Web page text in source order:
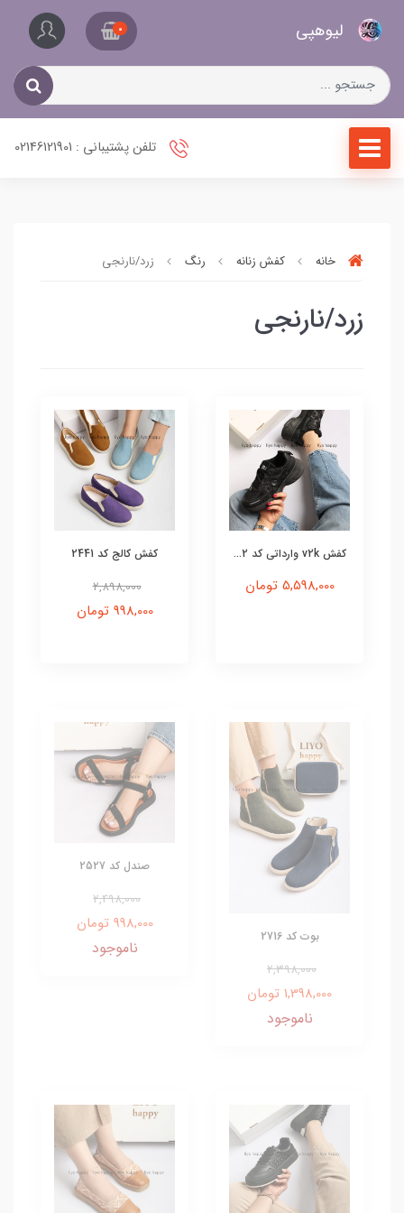
لیو‌هپی 0
تلفن پشتیبانی : 02146121901
خانه کفش زنانه رنگ زرد/نارنجی
زرد/نارنجی
کفش v2k وارداتی کد 2...
5,598,000 تومان
کفش کالج کد 2441
2,898,000
998,000 تومان
بوت کد 2716
2,398,000
1,398,000 تومان
ناموجود
صندل کد 2527
2,498,000
998,000 تومان
ناموجود